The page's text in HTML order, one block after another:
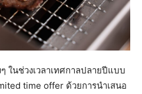
ในช่วงเวลาเทศกาลปลายปีแบบ
time offer ด้วยการนำเสนอ